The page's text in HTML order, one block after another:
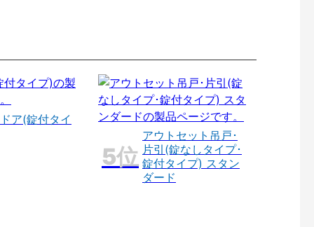
ア(錠付タイ
アウトセット吊戸･
片引(錠なしタイプ･
錠付タイプ) スタン
ダード